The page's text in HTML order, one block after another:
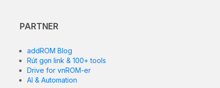
PARTNER
addROM Blog
Rút gọn link & 100+ tools
Drive for vnROM-er
AI & Automation